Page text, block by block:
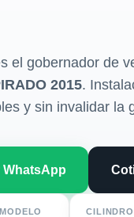
el gobernador de
2015.
y sin invalidar la
WhatsApp
MODELO